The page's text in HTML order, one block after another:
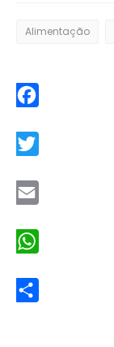
Alimentação